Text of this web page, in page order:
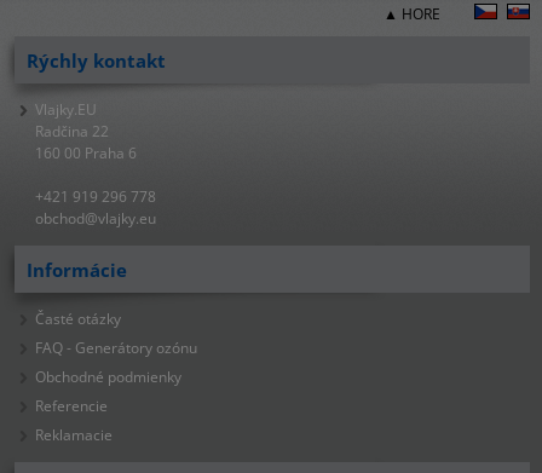
▲ HORE
Rýchly kontakt
Vlajky.EU
Radčina 22
160 00 Praha 6
+421 919 296 778
obchod@vlajky.eu
Informácie
Časté otázky
FAQ - Generátory ozónu
Obchodné podmienky
Referencie
Reklamacie